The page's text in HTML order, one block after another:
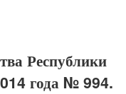
Республики
года № 994.